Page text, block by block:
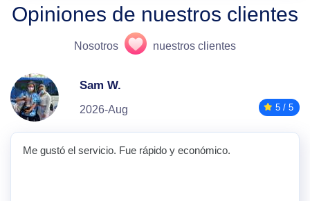
Opiniones de nuestros clientes
Nosotros nuestros clientes
Sam W.
2026-Aug 5 / 5
Me gustó el servicio. Fue rápido y económico.